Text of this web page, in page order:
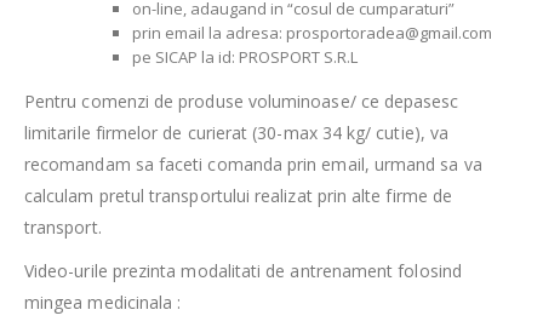
on-line, adaugand in “cosul de cumparaturi”
prin email la adresa: prosportoradea@gmail.com
pe SICAP la id: PROSPORT S.R.L
Pentru comenzi de produse voluminoase/ ce depasesc
limitarile firmelor de curierat (30-max 34 kg/ cutie), va
recomandam sa faceti comanda prin email, urmand sa va
calculam pretul transportului realizat prin alte firme de
transport.
Video-urile prezinta modalitati de antrenament folosind
mingea medicinala :